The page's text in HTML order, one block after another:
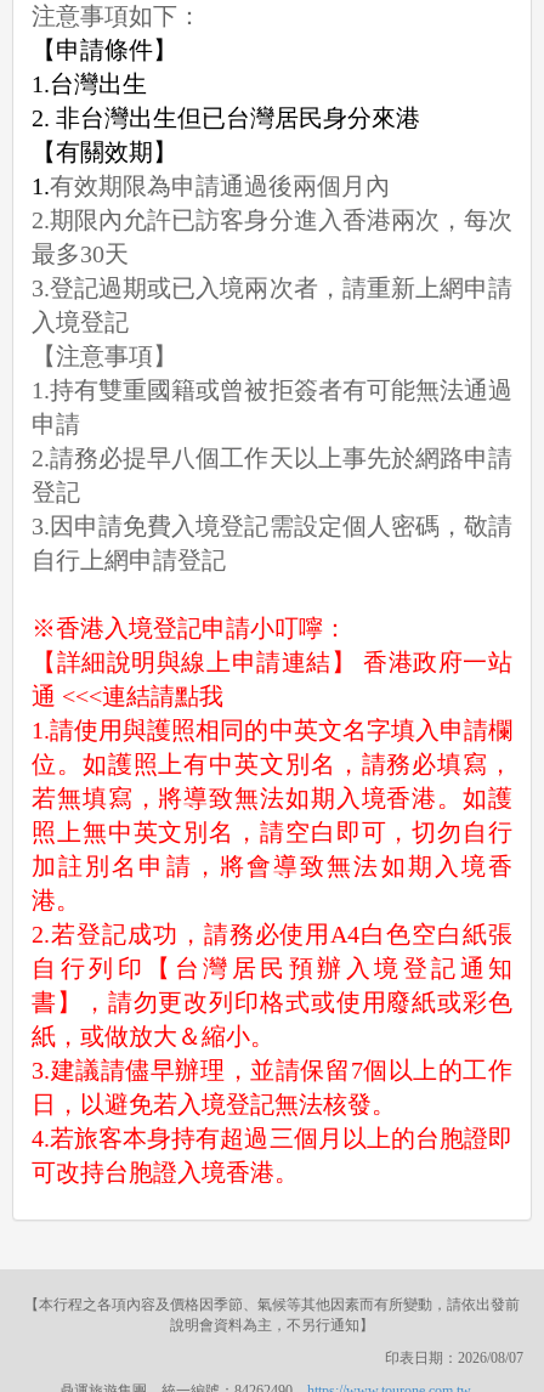
注意事項如下：
【申請條件】
1.台灣出生
2. 非台灣出生但已台灣居民身分來港
【有關效期】
1.有效期限為申請通過後兩個月內
2.期限內允許已訪客身分進入香港兩次，每次
最多30天
3.登記過期或已入境兩次者，請重新上網申請
入境登記
【注意事項】
1.持有雙重國籍或曾被拒簽者有可能無法通過
申請
2.請務必提早八個工作天以上事先於網路申請
登記
3.因申請免費入境登記需設定個人密碼，敬請
自行上網申請登記
※香港入境登記申請小叮嚀：
【詳細說明與線上申請連結】香港政府一站
通 <<<連結請點我
1.請使用與護照相同的中英文名字填入申請欄
位。如護照上有中英文別名，請務必填寫，
若無填寫，將導致無法如期入境香港。如護
照上無中英文別名，請空白即可，切勿自行
加註別名申請，將會導致無法如期入境香
港。
2.若登記成功，請務必使用A4白色空白紙張
自行列印【台灣居民預辦入境登記通知
書】，請勿更改列印格式或使用廢紙或彩色
紙，或做放大＆縮小。
3.建議請儘早辦理，並請保留7個以上的工作
日，以避免若入境登記無法核發。
4.若旅客本身持有超過三個月以上的台胞證即
可改持台胞證入境香港。
【本行程之各項內容及價格因季節、氣候等其他因素而有所變動，請依出發前
說明會資料為主，不另行通知】
印表日期：2026/08/07